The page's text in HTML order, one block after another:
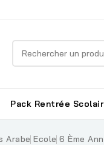
Pack Rentrée
Arabe Ecole 6 Ème